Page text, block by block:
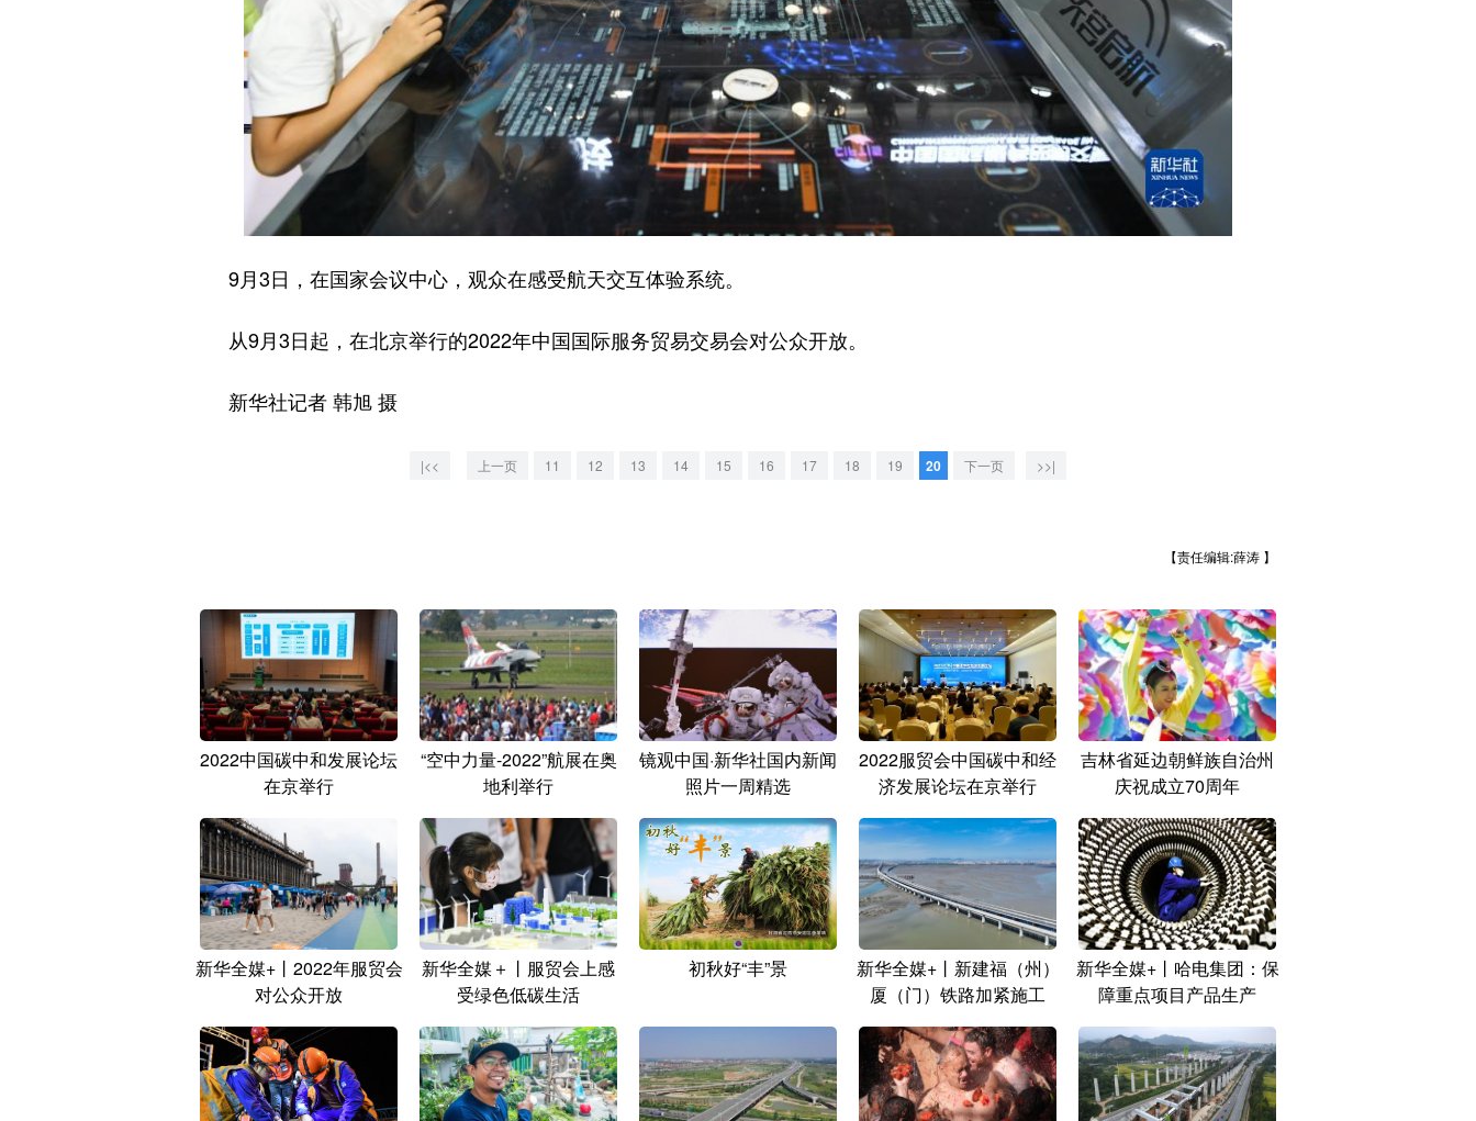
9月3日，在国家会议中心，观众在感受航天交互体验系统。
从9月3日起，在北京举行的2022年中国国际服务贸易交易会对公众开放。
新华社记者 韩旭 摄
|<< 上一页 11 12 13 14 15 16 17 18 19 20 下一页 >>|
【责任编辑:薛涛 】
2022中国碳中和发展论坛
在京举行
“空中力量-2022”航展在奥
地利举行
镜观中国·新华社国内新闻
照片一周精选
2022服贸会中国碳中和经
济发展论坛在京举行
吉林省延边朝鲜族自治州
庆祝成立70周年
新华全媒+丨2022年服贸会
对公众开放
新华全媒＋丨服贸会上感
受绿色低碳生活
初秋好“丰”景
新华全媒+丨新建福（州）
厦（门）铁路加紧施工
新华全媒+丨哈电集团：保
障重点项目产品生产